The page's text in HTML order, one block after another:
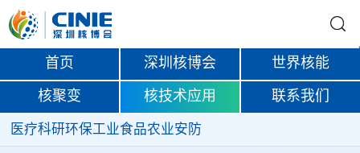
首页 深圳核博会 世界核能
核聚变 核技术应用 联系我们
医疗科研环保工业食品农业安防